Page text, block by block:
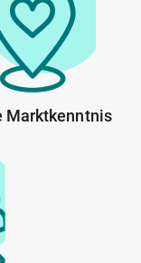
Marktkenntnis